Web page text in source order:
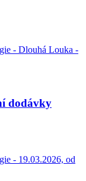
- Dlouhá Louka -
dodávky
- 19.03.2026, od